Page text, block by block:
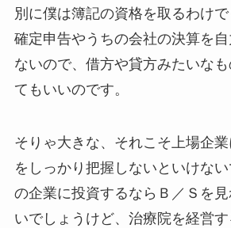
別に僕は簿記の資格を取るわけで
確定申告やうちの会社の決算を
ないので、借方や貸方みたいなも
てもいいのです。
そりゃ大きな、それこそ上場企
をしっかり把握しないといけな
の企業に投資するならＢ／Ｓを
いでしょうけど、治療院を経営